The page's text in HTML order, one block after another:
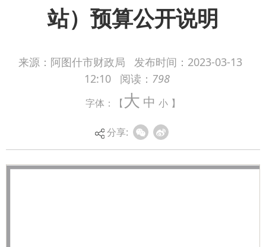
站）预算公开说明
来源：阿图什市财政局 发布时间： 2023-03-13
12:10
阅读： 798
字体：【大 中 小 】
分享: